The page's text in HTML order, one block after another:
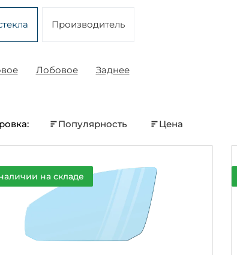
Лобовое Заднее
Производитель
Популярность Цена
на складе